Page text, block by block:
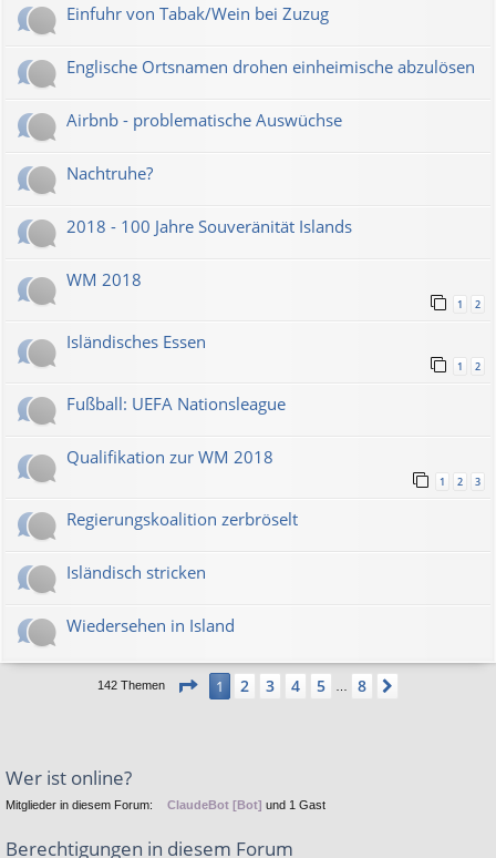
Einfuhr von Tabak/Wein bei Zuzug
Englische Ortsnamen drohen einheimische abzulösen
Airbnb - problematische Auswüchse
Nachtruhe?
2018 - 100 Jahre Souveränität Islands
WM 2018
1 2
Isländisches Essen
1 2
Fußball: UEFA Nationsleague
Qualifikation zur WM 2018
1 2 3
Regierungskoalition zerbröselt
Isländisch stricken
Wiedersehen in Island
142 Themen Seite 1 von 8
1 2 3 4 5 8
Wer ist online?
Mitglieder in diesem Forum: ClaudeBot [Bot] und 1 Gast
Berechtigungen in diesem Forum